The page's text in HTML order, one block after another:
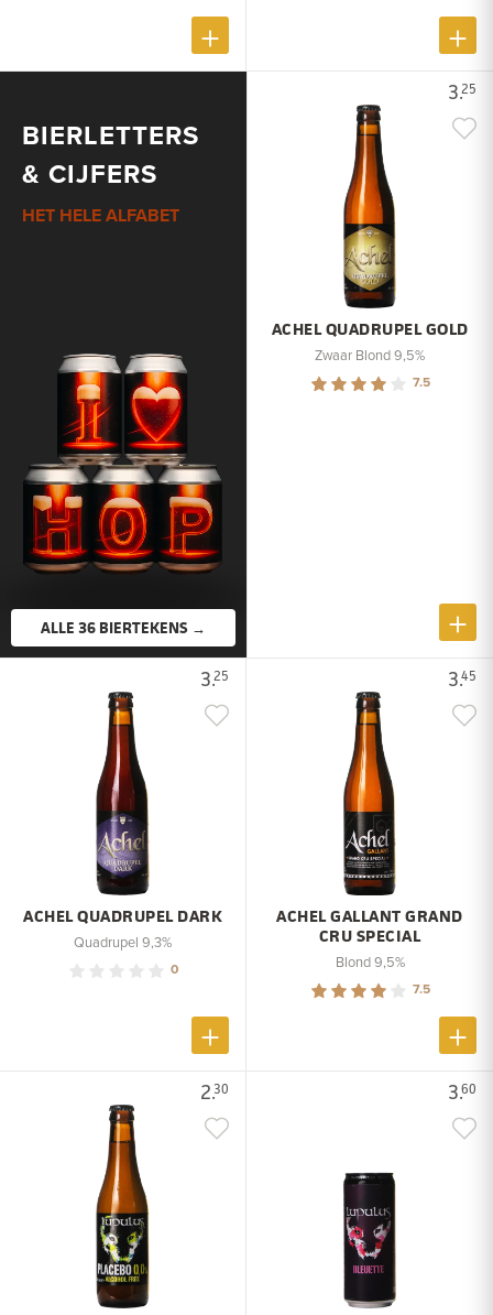
BIERLETTERS
& CIJFERS
HET HELE ALFABET
ALLE 36 BIERTEKENS →
3.25
ACHEL QUADRUPEL GOLD
Zwaar Blond 9,5%
7.5
3.25
ACHEL QUADRUPEL DARK
Quadrupel 9,3%
0
3.45
ACHEL GALLANT GRAND
CRU SPECIAL
Blond 9,5%
7.5
2.30 3.60